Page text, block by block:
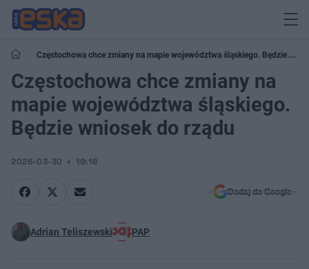
Częstochowa chce zmiany na mapie województwa śląskiego. Będzie
wniosek do rządu
Częstochowa chce zmiany na
mapie województwa śląskiego.
Będzie wniosek do rządu
2026-03-30 19:18
Dodaj do Google
Adrian Teliszewski PAP